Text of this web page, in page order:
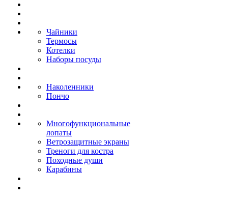
Чайники
Термосы
Котелки
Наборы посуды
Наколенники
Пончо
Многофункциональные
лопаты
Ветрозащитные экраны
Треноги для костра
Походные души
Карабины